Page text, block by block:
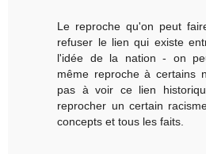
Le reproche qu'on peut
refuser le lien qui existe
l'idée de la nation - on
même reproche à certains
pas à voir ce lien
reprocher un certain
concepts et tous les faits.